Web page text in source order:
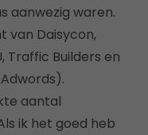
aanwezig waren.
van Daisycon,
Traffic Builders en
aantal
ik het goed heb